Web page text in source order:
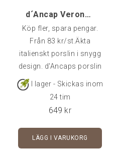
d´Ancap Verona Caffelatte - 6 st
Köp fler, spara pengar.
Från 83 kr/st.Äkta
italienskt porslin i snygg
design. d'Ancaps porslin
är av väldigt hög kvalitet
och klarar många års
Fat ingår i priset.Kommer
styckvis, i 6-pack eller 24-
I lager - Skickas inom
24 tim
649 kr
LÄGG I VARUKORG